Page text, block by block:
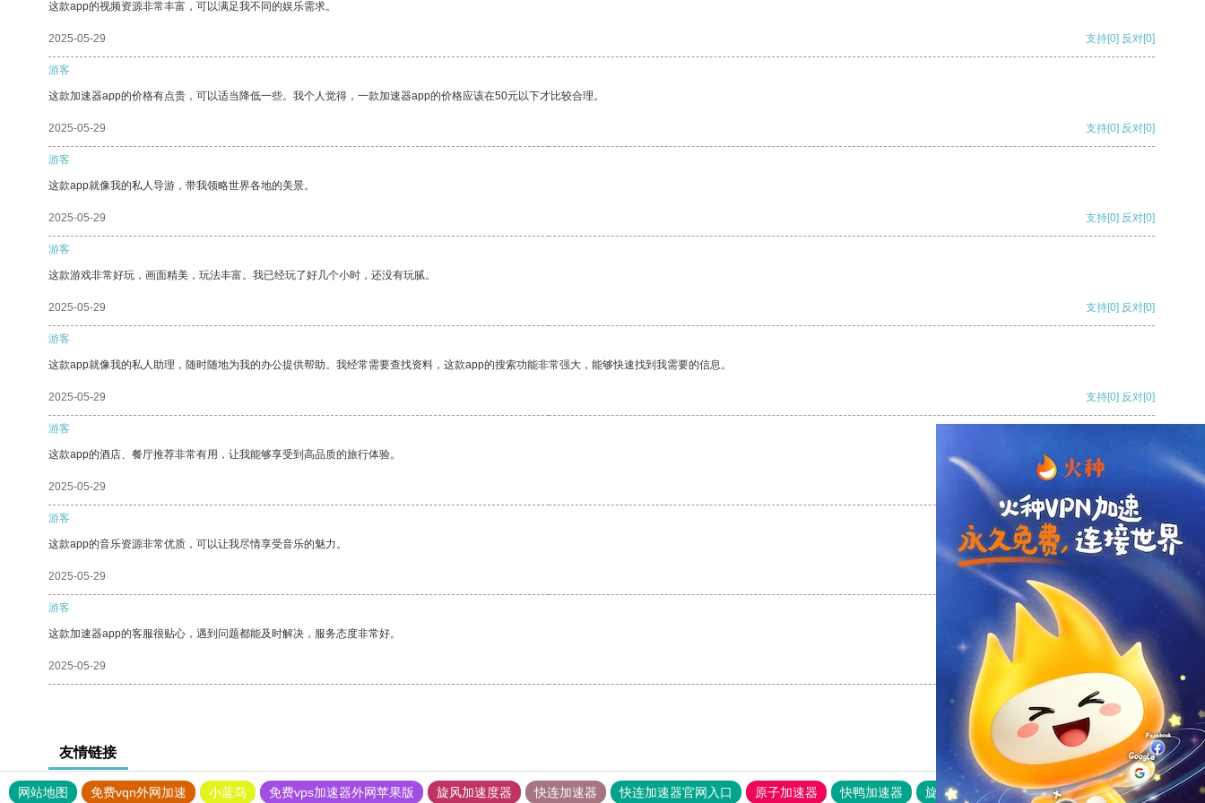
这款app的视频资源非常丰富，可以满足我不同的娱乐需求。
2025-05-29 支持[0] 反对[0]
游客
这款加速器app的价格有点贵，可以适当降低一些。我个人觉得，一款加速器app的价格应该在50元以下才比较合理。
2025-05-29 支持[0] 反对[0]
游客
这款app就像我的私人导游，带我领略世界各地的美景。
2025-05-29 支持[0] 反对[0]
游客
这款游戏非常好玩，画面精美，玩法丰富。我已经玩了好几个小时，还没有玩腻。
2025-05-29 支持[0] 反对[0]
游客
这款app就像我的私人助理，随时随地为我的办公提供帮助。我经常需要查找资料，这款app的搜索功能非常强大，能够快速找到我需要的信息。
2025-05-29 支持[0] 反对[0]
游客
这款app的酒店、餐厅推荐非常有用，让我能够享受到高品质的旅行体验。
2025-05-29
游客
这款app的音乐资源非常优质，可以让我尽情享受音乐的魅力。
2025-05-29 反对
游客
这款加速器app的客服很贴心，遇到问题都能及时解决，服务态度非常好。
2025-05-29 反对[0]
友情链接
网站地图 免费vqn外网加速 小蓝鸟 免费vps加速器外网苹果版 旋风加速度器 快连加速器 快连加速器官网入口 原子加速器 快鸭加速器 旋风加速度器 外网网址导航 软件中心